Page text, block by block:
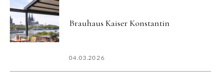
Brauhaus Kaiser Konstantin
04.03.2026